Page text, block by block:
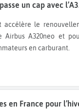
un cap avec
Airbus A320neo et
en carburant.
en France pour